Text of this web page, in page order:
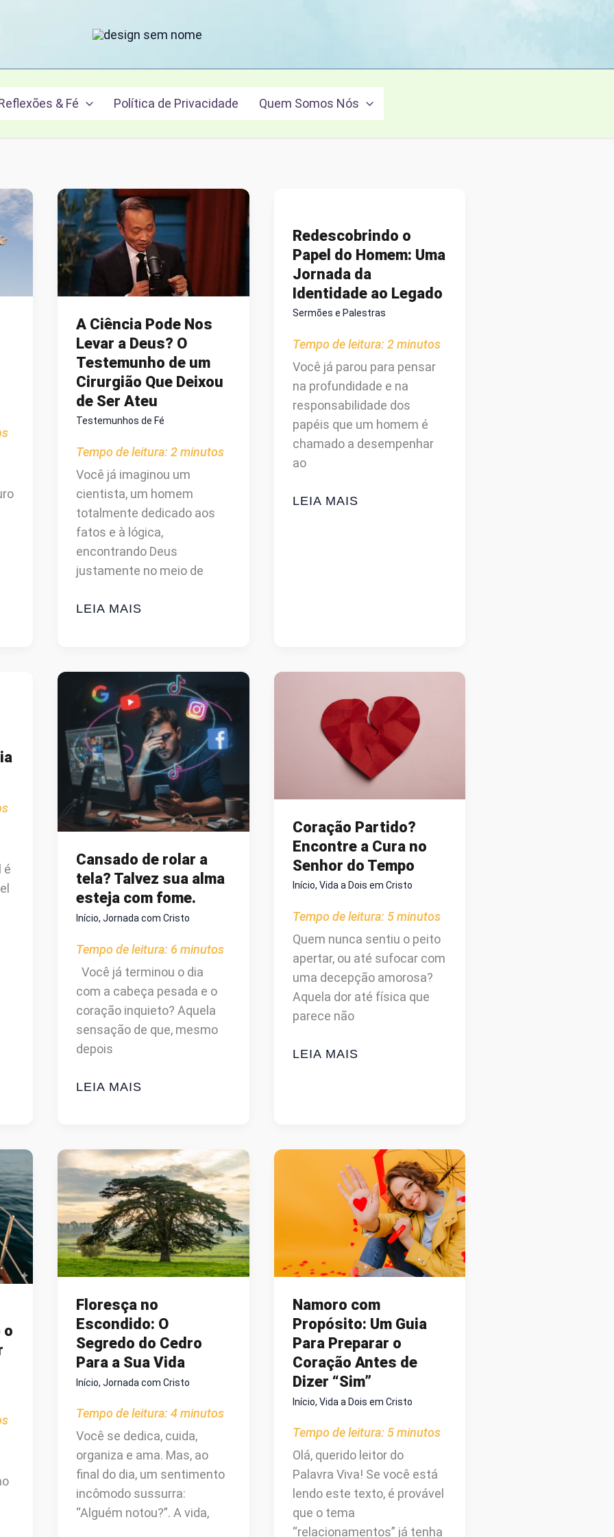
& Fé Política de Privacidade Quem Somos Nós
A Ciência Pode Nos
Levar a Deus? O
Testemunho de um
Cirurgião Que Deixou
de Ser Ateu
Testemunhos de Fé
Tempo de leitura:2 minutos
Você já imaginou um
cientista, um homem
totalmente dedicado aos
fatos e à lógica,
encontrando Deus
justamente no meio de
A
LEVAR
DEUS?
O
TESTEMUNHO
DE
UM
CIRURGIÃO
DEIXOU
DE
SER
ATEU
LEIA MAIS
Redescobrindo o
Papel do Homem: Uma
Jornada da
Identidade ao Legado
Sermões e Palestras
Tempo de leitura: 2 minutos
Você já parou para pensar
na profundidade e na
responsabilidade dos
papéis que um homem é
chamado a desempenhar
ao
REDESCOBRINDO
AO
LEIA MAIS
é
Cansado de rolar a
tela? Talvez sua alma
esteja com fome.
Início,Jornada com Cristo
Tempo de leitura: 6 minutos
Você já terminou o dia
com a cabeça pesada e o
coração inquieto? Aquela
sensação de que, mesmo
depois
CANSADO
TELA?
TALVEZ
SUA
ALMA
ESTEJA
COM
FOME.
LEIA MAIS
Coração Partido?
Encontre a Cura no
Senhor do Tempo
Início, Vida a Dois em Cristo
Tempo de leitura: 5 minutos
Quem nunca sentiu o peito
apertar, ou até sufocar com
uma decepção amorosa?
Aquela dor até física que
parece não
CORAÇÃO
NO
SENHOR
LEIA MAIS
o
Floresça no
Escondido: O
Segredo do Cedro
Para a Sua Vida
Início,Jornada com Cristo
Tempo de leitura:4 minutos
Você se dedica, cuida,
organiza e ama. Mas, ao
final do dia, um sentimento
incômodo sussurra:
“Alguém notou?”. A vida,
Namoro com
Propósito: Um Guia
Para Preparar o
Coração Antes de
Dizer “Sim”
Início, Vida a Dois em Cristo
Tempo de leitura: 5 minutos
Olá, querido leitor do
Palavra Viva! Se você está
lendo este texto, é provável
que o tema
“relacionamentos” já tenha